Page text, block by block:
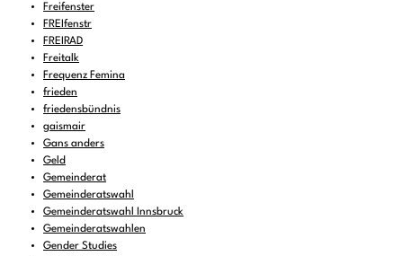
Freifenster
FREIfenstr
FREIRAD
Freitalk
Frequenz Femina
frieden
friedensbündnis
gaismair
Gans anders
Geld
Gemeinderat
Gemeinderatswahl
Gemeinderatswahl Innsbruck
Gemeinderatswahlen
Gender Studies